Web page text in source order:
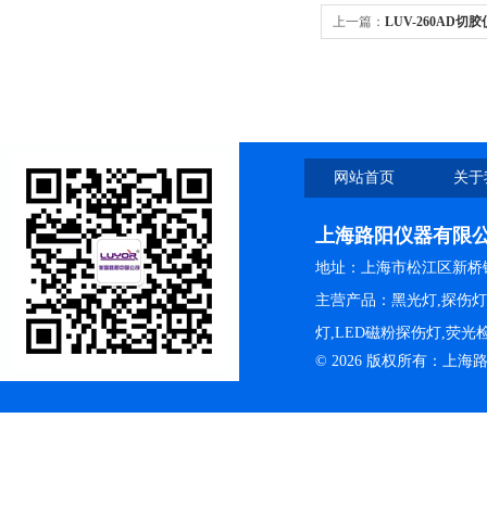
上一篇： LUV-260AD切胶
网站首页 关
上海路阳仪器有限
地址：上海市松江区新桥
主营产品：黑光灯,探伤
灯,LED磁粉探伤灯,荧光
© 2026 版权所有：上海